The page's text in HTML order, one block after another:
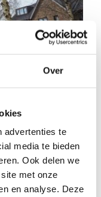
Over
advertenties te
media te bieden
Ook delen we
met onze
en analyse. Deze